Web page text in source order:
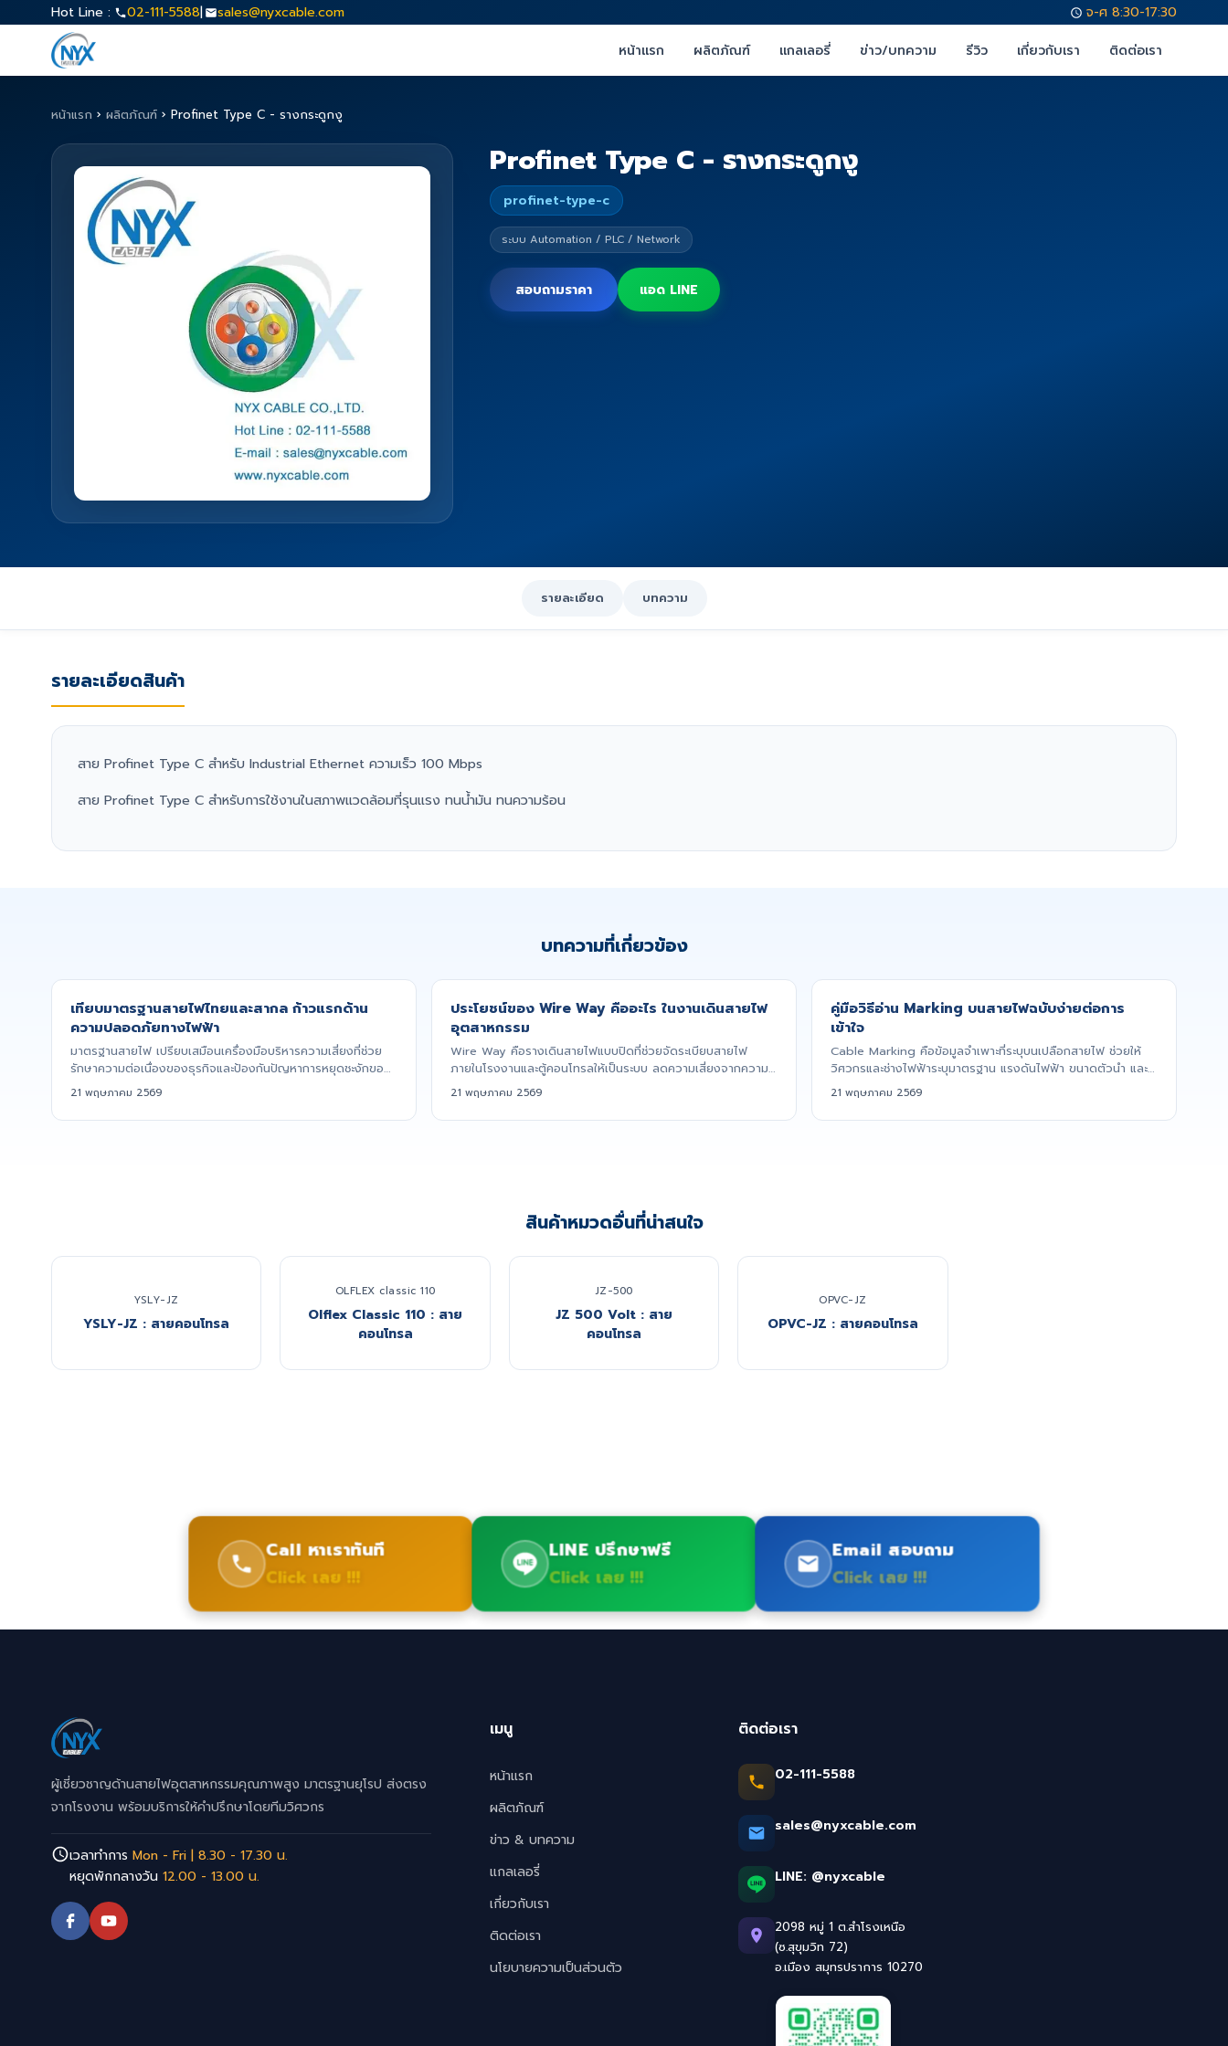
Hot Line : 02-111-5588| sales@nyxcable.com
จ-ศ 8:30-17:30
หน้าแรก
ผลิตภัณฑ์ แกลเลอรี่ ข่าว/บทความ รีวิว เกี่ยวกับเรา ติดต่อเรา
หน้าแรก › ผลิตภัณฑ์ › Profinet Type C - รางกระดูกงู
Profinet Type C - รางกระดูกงู
profinet-type-c
ระบบ Automation / PLC / Network
สอบถามราคา แอด LINE
รายละเอียด บทความ
รายละเอียดสินค้า
สาย Profinet Type C สำหรับ Industrial Ethernet ความเร็ว 100 Mbps
สาย Profinet Type C สำหรับการใช้งานในสภาพแวดล้อมที่รุนแรง ทนน้ำมัน ทนความร้อน
บทความที่เกี่ยวข้อง
เทียบมาตรฐานสายไฟไทยและสากล ก้าวแรกด้าน
ความปลอดภัยทางไฟฟ้า
มาตรฐานสายไฟ เปรียบเสมือนเครื่องมือบริหารความเสี่ยงที่ช่วย
รักษาความต่อเนื่องของธุรกิจและป้องกันปัญหาการหยุดชะงักของ
สายกา...
21 พฤษภาคม 2569
ประโยชน์ของ Wire Way คืออะไร ในงานเดินสายไฟ
อุตสาหกรรม
Wire Way คือรางเดินสายไฟแบบปิดที่ช่วยจัดระเบียบสายไฟ
ภายในโรงงานและตู้คอนโทรลให้เป็นระบบ ลดความเสี่ยงจากความ
เสียหายและเพิ...
21 พฤษภาคม 2569
คู่มือวิธีอ่าน Marking บนสายไฟฉบับง่ายต่อการ
เข้าใจ
Cable Marking คือข้อมูลจำเพาะที่ระบุบนเปลือกสายไฟ ช่วยให้
วิศวกรและช่างไฟฟ้าระบุมาตรฐาน แรงดันไฟฟ้า ขนาดตัวนำ และ
ชนิดตัวน...
21 พฤษภาคม 2569
สินค้าหมวดอื่นที่น่าสนใจ
YSLY-JZ
YSLY-JZ : สายคอนโทรล
OLFLEX classic 110
Olflex Classic 110 : สาย
คอนโทรล
JZ-500
JZ 500 Volt : สาย
คอนโทรล
OPVC-JZ
OPVC-JZ : สายคอนโทรล
Call หาเราทันที
Click เลย !!!
LINE ปรึกษาฟรี
Click เลย !!!
Email สอบถาม
Click เลย !!!
ผู้เชี่ยวชาญด้านสายไฟอุตสาหกรรมคุณภาพสูง มาตรฐานยุโรป ส่งตรง
จากโรงงาน พร้อมบริการให้คำปรึกษาโดยทีมวิศวกร
เวลาทำการ Mon - Fri | 8.30 - 17.30 น.
หยุดพักกลางวัน 12.00 - 13.00 น.
เมนู
หน้าแรก
ผลิตภัณฑ์
ข่าว & บทความ
แกลเลอรี่
เกี่ยวกับเรา
ติดต่อเรา
นโยบายความเป็นส่วนตัว
ติดต่อเรา
02-111-5588
sales@nyxcable.com
LINE: @nyxcable
2098 หมู่ 1 ต.สำโรงเหนือ
(ซ.สุขุมวิท 72)
อ.เมือง สมุทรปราการ 10270